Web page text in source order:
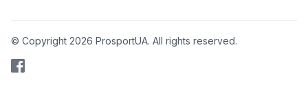
© Copyright 2026 ProsportUA. All rights reserved.